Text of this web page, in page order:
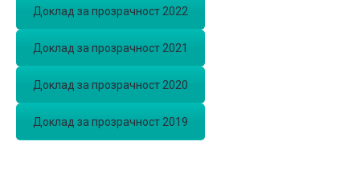
Доклад за прозрачност 2022
Доклад за прозрачност 2021
Доклад за прозрачност 2020
Доклад за прозрачност 2019